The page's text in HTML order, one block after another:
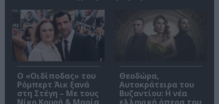
O «Οιδίποδας» του
Ρόμπερτ Άικ ξανά
στη Στέγη – Με τους
Θεοδώρα,
Αυτοκράτειρα του
Βυζαντίου: Η νέα